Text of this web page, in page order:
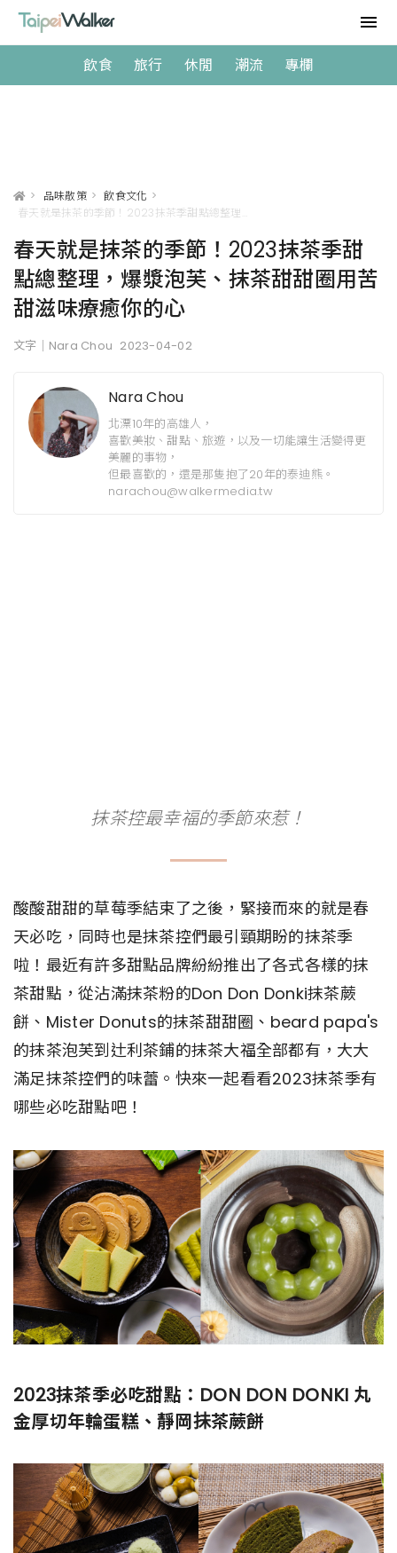
飲食 旅行 休閒 潮流 專欄
> 品味散策 > 飲食文化 >
春天就是抹茶的季節！2023抹茶季甜
點總整理，爆漿泡芙、抹茶甜甜圈用苦
甜滋味療癒你的心
文字｜Nara Chou 2023-04-02
Nara Chou
北漂10年的高雄人，
喜歡美妝、甜點、旅遊，以及一切能讓生活變得更
美麗的事物，
但最喜歡的，還是那隻抱了20年的泰迪熊。
narachou@walkermedia.tw
抹茶控最幸福的季節來惹！
酸酸甜甜的草莓季結束了之後，緊接而來的就是春
天必吃，同時也是抹茶控們最引頸期盼的抹茶季
啦！最近有許多甜點品牌紛紛推出了各式各樣的抹
茶甜點，從沾滿抹茶粉的Don Don Donki抹茶蕨
餅、Mister Donuts的抹茶甜甜圈、beard papa's
的抹茶泡芙到辻利茶鋪的抹茶大福全部都有，大大
滿足抹茶控們的味蕾。快來一起看看2023抹茶季有
哪些必吃甜點吧！
2023抹茶季必吃甜點：DON DON DONKI 丸
金厚切年輪蛋糕、靜岡抺茶蕨餅